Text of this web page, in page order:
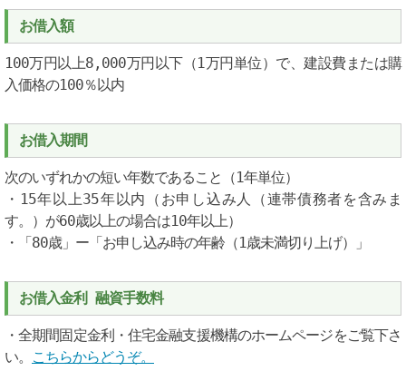
お借入額
100万円以上8,000万円以下（1万円単位）で、建設費または購
入価格の100％以内
お借入期間
次のいずれかの短い年数であること（1年単位）
・15年以上35年以内（お申し込み人（連帯債務者を含みま
す。）が60歳以上の場合は10年以上）
・「80歳」ー「お申し込み時の年齢（1歳未満切り上げ）」
お借入金利 融資手数料
・全期間固定金利・住宅金融支援機構のホームページをご覧下さ
い。
こちらからどうぞ。